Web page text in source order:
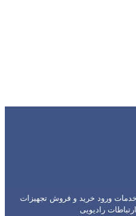
ورود خرید و فروش تجهیزات
رادیویی